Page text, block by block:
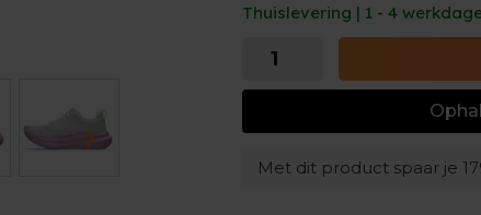
Thuislevering | 1 - 4
Met dit product spaar je